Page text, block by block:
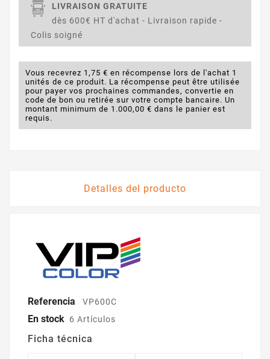
LIVRAISON GRATUITE
dès 600€ HT d'achat - Livraison rapide -
Colis soigné
Vous recevrez 1,75 € en récompense lors de l'achat 1
unités de ce produit. La récompense peut être utilisée
pour payer vos prochaines commandes, convertie en
code de bon ou retirée sur votre compte bancaire. Un
montant minimum de 1.000,00 € dans le panier est
requis.
Detalles del producto
Referencia VP600C
En stock 6 Artículos
Ficha técnica